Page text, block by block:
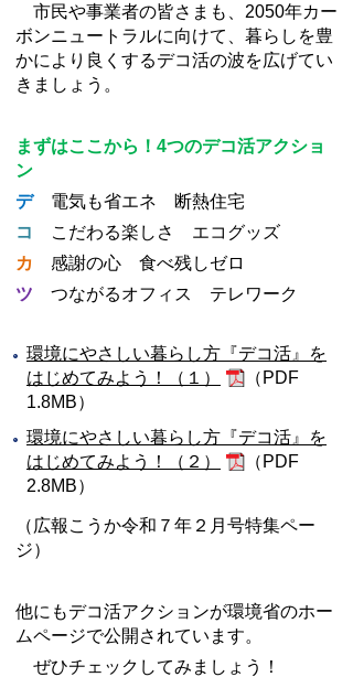
市民や事業者の皆さまも、2050年カー
ボンニュートラルに向けて、暮らしを豊
かにより良くするデコ活の波を広げてい
きましょう。
まずはここから！4つのデコ活アクショ
ン
デ電気も省エネ 断熱住宅
コ
こだわる楽しさ エコグッズ
カ 感謝の心 食べ残しゼロ
ツ つながるオフィス テレワーク
環境にやさしい暮らし方『デコ活』を
はじめてみよう！（１）
（PDF
1.8MB）
環境にやさしい暮らし方『デコ活』を
はじめてみよう！（２）
（PDF
2.8MB）
（広報こうか令和７年２月号特集ペー
ジ）
他にもデコ活アクションが環境省のホー
ムページで公開されています。
ぜひチェックしてみましょう！